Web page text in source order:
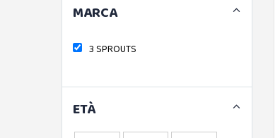
MARCA
3 SPROUTS
ETÀ